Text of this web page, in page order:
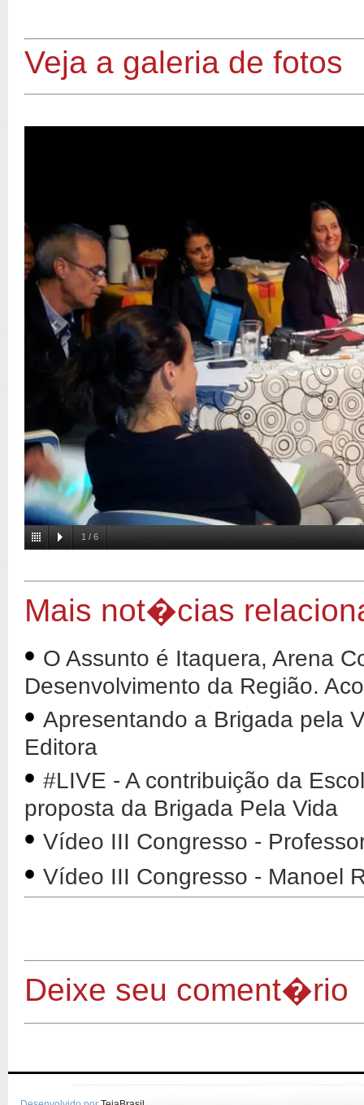
Veja a galeria de fotos
1 / 6
Mais not�cias
• O Assunto é Itaquera, Arena
Desenvolvimento da Região.
• Apresentando a Brigada pela
Editora
• #LIVE - A contribuição da
proposta da Brigada Pela Vida
• Vídeo III Congresso -
• Vídeo III Congresso - Manoel
Deixe seu coment�rio